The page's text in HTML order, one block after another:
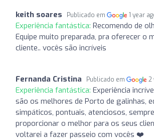
keith soares Publicado em 1 year
Experiência fantástica: Recomendo de
Equipe muito preparada, pra oferecer o
cliente.. vocês são incríveis
Fernanda Cristina Publicado em 2
Experiência fantástica: Experiência
são os melhores de Porto de galinhas,
simpáticos, pontuais, atenciosos,
proporcionar o melhor para os seus
voltarei a fazer passeio com vocês ❤️